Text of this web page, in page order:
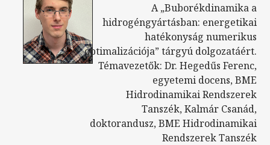
A „Buborékdinamika a
hidrogéngyártásban: energetikai
hatékonyság numerikus
optimalizációja” tárgyú dolgozatáért.
Témavezetők: Dr. Hegedűs Ferenc,
egyetemi docens, BME
Hidrodinamikai Rendszerek
Tanszék, Kalmár Csanád,
doktorandusz, BME Hidrodinamikai
Rendszerek Tanszék